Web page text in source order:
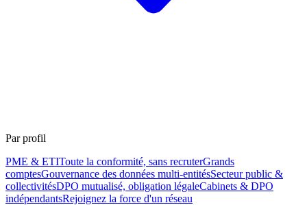
Par profil
PME & ETIToute la conformité, sans recruterGrands
comptesGouvernance des données multi-entitésSecteur public &
collectivitésDPO mutualisé, obligation légaleCabinets & DPO
indépendantsRejoignez la force d'un réseau